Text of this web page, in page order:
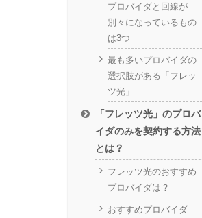
プロバイダと回線が
別々になっているもの
は3つ
最も多いプロバイダの
選択肢がある「フレッ
ツ光」
「フレッツ光」のプロバ
イダのみを契約する方法
とは？
フレッツ光のおすすめ
プロバイダは？
おすすめプロバイダ